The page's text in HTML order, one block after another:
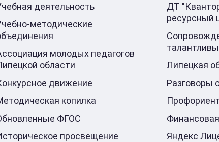
деятельность
методические
молодых педагогов
области
движение
копилка
ФГОС
просвещение
ДТ
ресурсный
Липецкая
Разговоры
Яндекс